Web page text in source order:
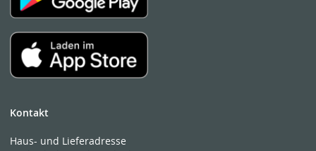
Kontakt
Haus- und Lieferadresse